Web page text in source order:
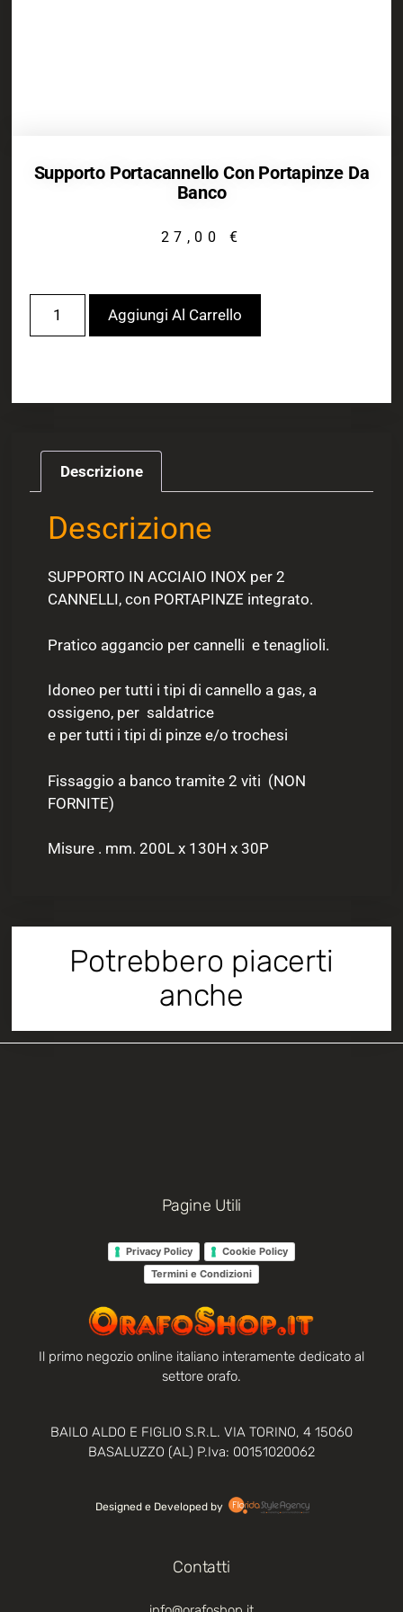
Supporto Portacannello Con Portapinze Da
Banco
27,00 €
Aggiungi Al Carrello
Descrizione
Descrizione
SUPPORTO IN ACCIAIO INOX per 2
CANNELLI, con PORTAPINZE integrato.
Pratico aggancio per cannelli e tenaglioli.
Idoneo per tutti i tipi di cannello a gas, a
ossigeno, per saldatrice
e per tutti i tipi di pinze e/o trochesi
Fissaggio a banco tramite 2 viti (NON
FORNITE)
Misure . mm. 200L x 130H x 30P
Potrebbero piacerti
anche
Pagine Utili
Privacy Policy
Cookie Policy
Termini e Condizioni
Il primo negozio online italiano interamente dedicato al
settore orafo.
BAILO ALDO E FIGLIO S.R.L. VIA TORINO, 4 15060
BASALUZZO (AL) P.Iva: 00151020062
Contatti